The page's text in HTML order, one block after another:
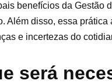
benefícios da Gestão
Além disso, essa
e incertezas do
será